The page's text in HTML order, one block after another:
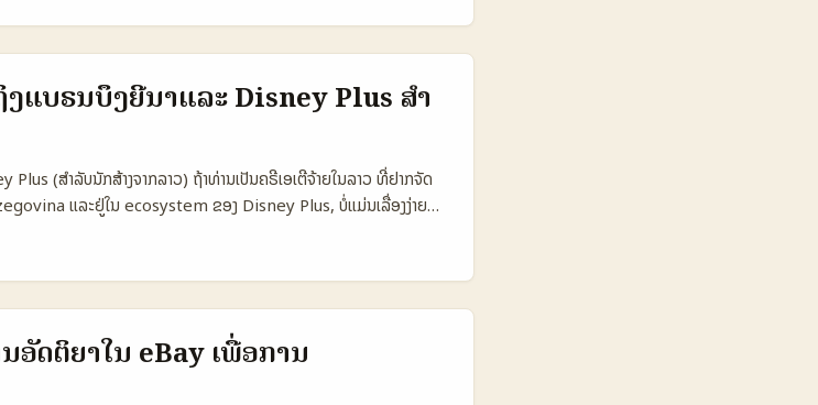
ໃນບັນທຸກນີ້ ຂ້ອຍຈະສະເຫຼີມຂັ້ນຕອນການຕິດຕໍ່ບຣານແບບອີຢິບ ຢ່າງ
ປັນພາລະກິດ, ແລະວິທີເຮັດໃຫ້ເຂົາເຊື່ອມຕໍ່ກັບເຈົ້າໄດ້ຢ່າງລົງດົນ. 📊 ຕາຕະລາງ
🧩 Metric Local Egypt Brands Regional Intl Brands
reachable) 1.800.000 2.500.000 600.000 📈
💰 Typical budget per collab €200–€1.000 €1.000–
Arabic Arabic／English Arabic ⏱️ Response time
າງເຫັນວ່າບຣານນາທ້ອງຖິ່ນມີຄວາມສາມາດຮ່ວມງານໄດ້ແຕ່ງອັດຕາມີຂອບ
ທີ່ສູງຂຶ້ນແລະງົບປະມານຫຼາຍກວ່າ. ສຳລັບຄຣີເອເຕີຈໍາເປັນຕ້ອງຈັດການສະເໜີ
ງແບຣນບຶງຍີນາແລະ Disney Plus ສໍາ
(ສຳລັບນັກສ້າງຈາກລາວ) ຖ້າທ່ານເປັນຄຣີເອເຕີຈ້າຍໃນລາວ ທີ່ຢາກຈັດ
ແລະຢູ່ໃນ ecosystem ຂອງ Disney Plus, ບໍ່ແມ່ນເລື່ອງງ່າຍ
ວທາງຈິງຈັງ ທີ່ເຮັດໄດ້ຈາກຂໍ້ມູນສາງທີ່ຈະນໍາໄປປະຕິບັດ — ຍ່ອຍອອກຂັ້ນຕອນ
ຊ້ — ເພື່ອພັດທະນາການຮ່ວມມືທີ່ມີຄຸນຄ່າ. ຂໍ້ຕໍ່ສຳຄັນທີ່ຕ້ອງຮັບຜິດຊອບກ່ອນ
subscriptions, regional PR), ການສະແດງຄຸນຄ່າທີ່
ins ທີ່ເຂົ້າກັນກັບ Disney), ແລະການຄວບຄຸມຈຸດຕໍ່ການລະບົບຂໍ້ກຳນົດ
trend ທີ່ສະແດງໃນ reference content ແລະ news pool — ເຊັ່ນ
“El WDW Hispanic Influencer Challenge” ທີ່ສະແດງວ່າເນື້ອຫາ
ນັ້ນແມ່ນເປັນແນວທາງທີ່ເຮັດໃຫ້ແບຣນເຮັດວຽກກັບ creators ທີ່ສາມາດແປ
ອັດຕິຍາໃນ eBay ເພື່ອການ